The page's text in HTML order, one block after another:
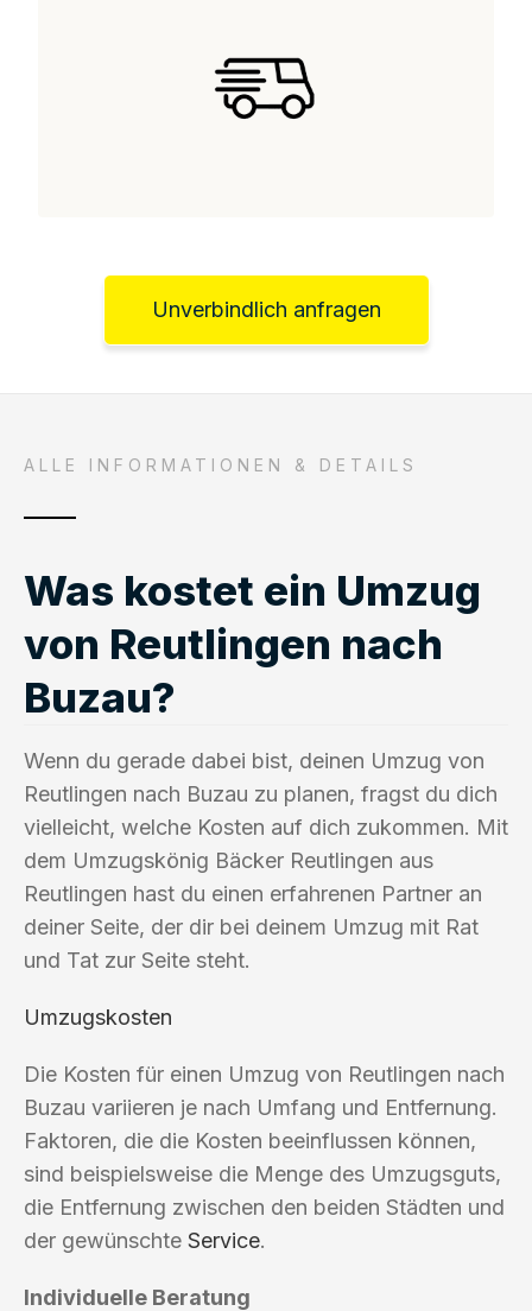
Unverbindlich anfragen
ALLE INFORMATIONEN & DETAILS
Was kostet ein Umzug
von Reutlingen nach
Buzau?
Wenn du gerade dabei bist, deinen Umzug von
Reutlingen nach Buzau zu planen, fragst du dich
vielleicht, welche Kosten auf dich zukommen. Mit
dem Umzugskönig Bäcker Reutlingen aus
Reutlingen hast du einen erfahrenen Partner an
deiner Seite, der dir bei deinem Umzug mit Rat
und Tat zur Seite steht.
Umzugskosten
Die Kosten für einen Umzug von Reutlingen nach
Buzau variieren je nach Umfang und Entfernung.
Faktoren, die die Kosten beeinflussen können,
sind beispielsweise die Menge des Umzugsguts,
die Entfernung zwischen den beiden Städten und
der gewünschte Service.
Individuelle Beratung